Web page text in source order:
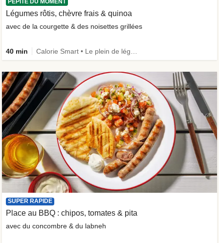
PÉPITE DU MOMENT
Légumes rôtis, chèvre frais & quinoa
avec de la courgette & des noisettes grillées
40 min
SUPER RAPIDE
Place au BBQ : chipos, tomates & pita
avec du concombre & du labneh